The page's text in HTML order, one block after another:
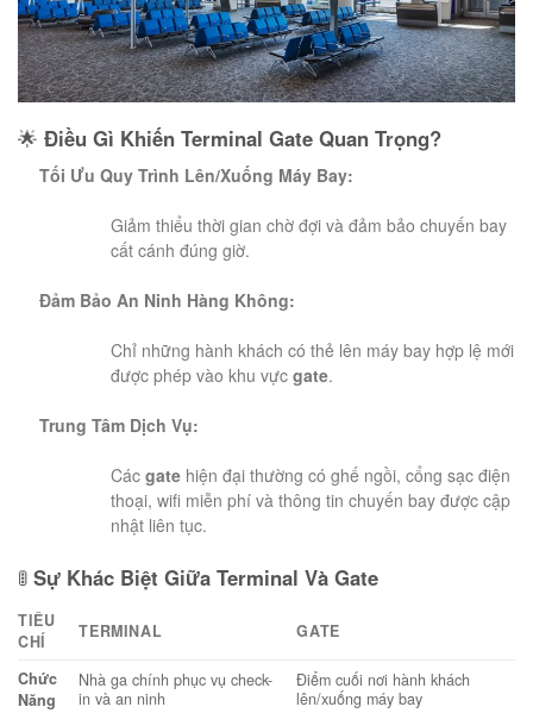
🌟 Điều Gì Khiến Terminal Gate Quan Trọng?
Tối Ưu Quy Trình Lên/Xuống Máy Bay:
Giảm thiểu thời gian chờ đợi và đảm bảo chuyến bay
cất cánh đúng giờ.
Đảm Bảo An Ninh Hàng Không:
Chỉ những hành khách có thẻ lên máy bay hợp lệ mới
được phép vào khu vựcgate.
Trung Tâm Dịch Vụ:
Cácgate hiện đại thường có ghế ngồi, cổng sạc điện
thoại, wifi miễn phí và thông tin chuyến bay được cập
nhật liên tục.
🚦 Sự Khác Biệt Giữa Terminal Và Gate
TIÊU
CHÍ
TERMINAL GATE
Chức
Năng
Nhà ga chính phục vụ check-
in và an ninh
Điểm cuối nơi hành khách
lên/xuống máy bay